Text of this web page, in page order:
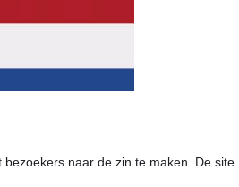
naar de zin te maken. De site